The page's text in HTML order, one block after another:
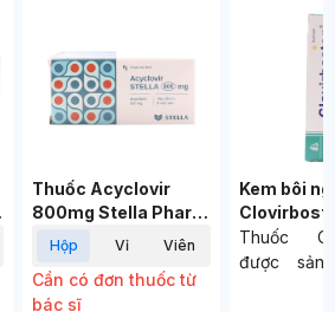
Thanh toán
Thuốc Acyclovir
800mg Stella Pharm
điều trị nhiễm virus
Herpes simplex (10
vỉ x 5 viên) Hộp
hộp vỉ viên
Cần có đơn thuốc từ
bác sĩ
Kem bôi
nhiễm
Simplex
Thuốc
được